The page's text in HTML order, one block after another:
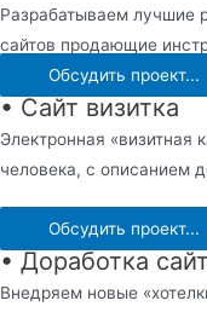
Разрабатываем лучшие
сайтов продающие
Обсудить проект...
• Сайт визитка
Электронная «визитная
человека, с описанием
Обсудить проект...
• Доработка
Внедряем новые